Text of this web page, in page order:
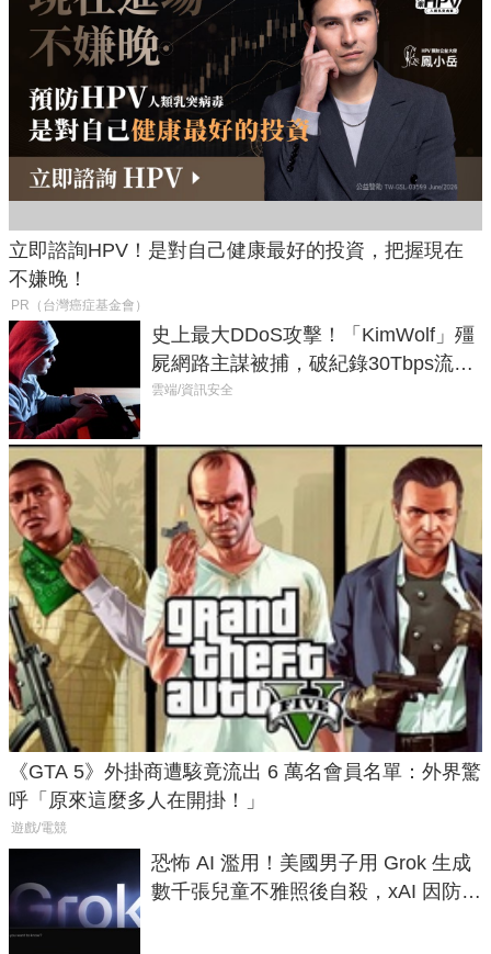
立即諮詢HPV！是對自己健康最好的投資，把握現在
不嫌晚！
PR（台灣癌症基金會）
史上最大DDoS攻擊！「KimWolf」殭
屍網路主謀被捕，破紀錄30Tbps流量
癱瘓全球！
雲端/資訊安全
《GTA 5》外掛商遭駭竟流出 6 萬名會員名單：外界驚
呼「原來這麼多人在開掛！」
遊戲/電競
恐怖 AI 濫用！美國男子用 Grok 生成
數千張兒童不雅照後自殺，xAI 因防護